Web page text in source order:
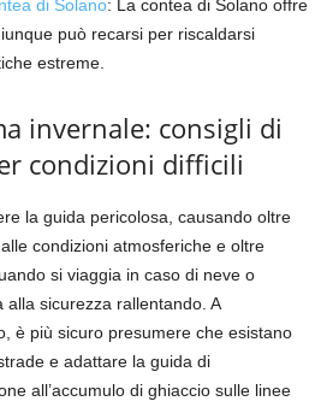
di Solano: La contea di Solano offre
può recarsi per riscaldarsi
estreme.
invernale: consigli di
condizioni difficili
la guida pericolosa, causando oltre
condizioni atmosferiche e oltre
si viaggia in caso di neve o
sicurezza rallentando. A
è più sicuro presumere che esistano
e adattare la guida di
all’accumulo di ghiaccio sulle linee